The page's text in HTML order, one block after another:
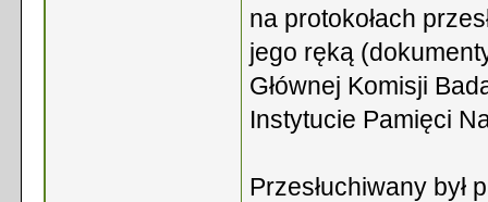
na protokołach
jego ręką
Głównej Komisji
Instytucie Pamięci
Przesłuchiwany był